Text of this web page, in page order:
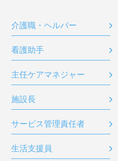
介護職・ヘルパー
看護助手
主任ケアマネジャー
施設長
サービス管理責任者
生活支援員